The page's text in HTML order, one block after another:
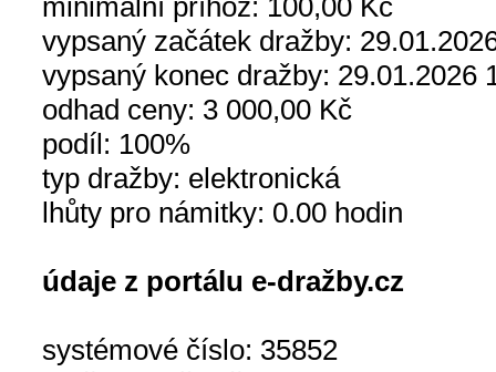
minimální příhoz: 100,00 Kč
vypsaný začátek dražby:
vypsaný konec dražby: 29.01.2026
odhad ceny: 3 000,00 Kč
podíl: 100%
typ dražby: elektronická
lhůty pro námitky: 0.00 hodin
údaje z portálu e-dražby.cz
systémové číslo: 35852